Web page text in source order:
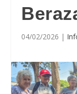
04/02/2026 |